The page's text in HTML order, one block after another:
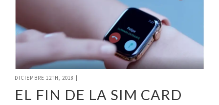
DICIEMBRE 12TH, 2018
EL FIN DE LA SIM CARD